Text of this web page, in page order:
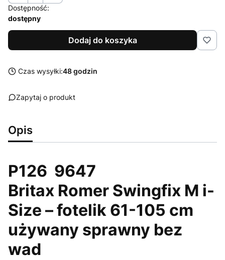
Dostępność:
dostępny
Dodaj do koszyka
Czas wysyłki:48 godzin
Zapytaj o produkt
Opis
P126 9647
Britax Romer Swingfix M i-
Size – fotelik 61-105 cm
używany sprawny bez
wad